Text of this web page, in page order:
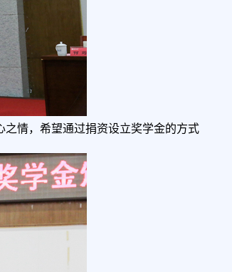
情，希望通过捐资设立奖学金的方式